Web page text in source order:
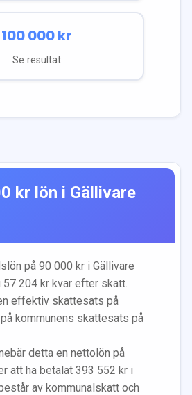
100 000kr
Se resultat
kr lön i Gällivare
på 90 000 kr i Gällivare
57 204 kr kvar efter skatt.
effektiv skattesats på
kommunens skattesats på
detta en nettolön på
att ha betalat 393 552 kr i
av kommunalskatt och